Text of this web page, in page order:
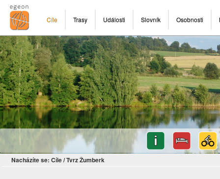
Cíle Trasy Události Slovník Osobnosti
Nacházíte se: Cíle/Tvrz Žumberk